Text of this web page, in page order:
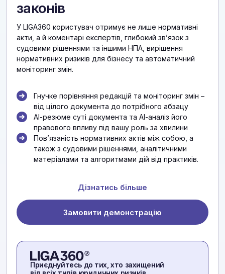
законів
У LIGA360 користувач отримує не лише нормативні
акти, а й коментарі експертів, глибокий звʼязок з
судовими рішеннями та іншими НПА, вирішення
нормативних ризиків для бізнесу та автоматичний
моніторинг змін.
Гнучке порівняння редакцій та моніторинг змін –
від цілого документа до потрібного абзацу
АІ-резюме суті документа та АІ-аналіз його
правового впливу під вашу роль за хвилини
Повʼязаність нормативних актів між собою, а
також з судовими рішеннями, аналітичними
матеріалами та алгоритмами дій від практиків.
Дізнатись більше
Замовити демонстрацію
Приєднуйтесь до тих, хто захищений